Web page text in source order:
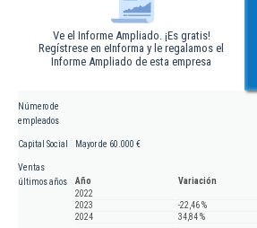
Ve el Informe Ampliado. ¡Es gratis!
Regístrese en eInforma y le regalamos el
Informe Ampliado de esta empresa
Número de
empleados
Capital Social Mayor de 60.000 €
Ventas
últimos años
Año
Variación
2022
2023
-22,46 %
2024
34,84 %